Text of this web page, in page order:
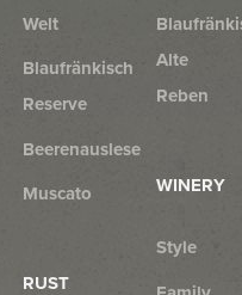
Welt
Blaufränkisch
Reserve
Beerenauslese
Muscato
RUST
Alte
Reben
WINERY
Style